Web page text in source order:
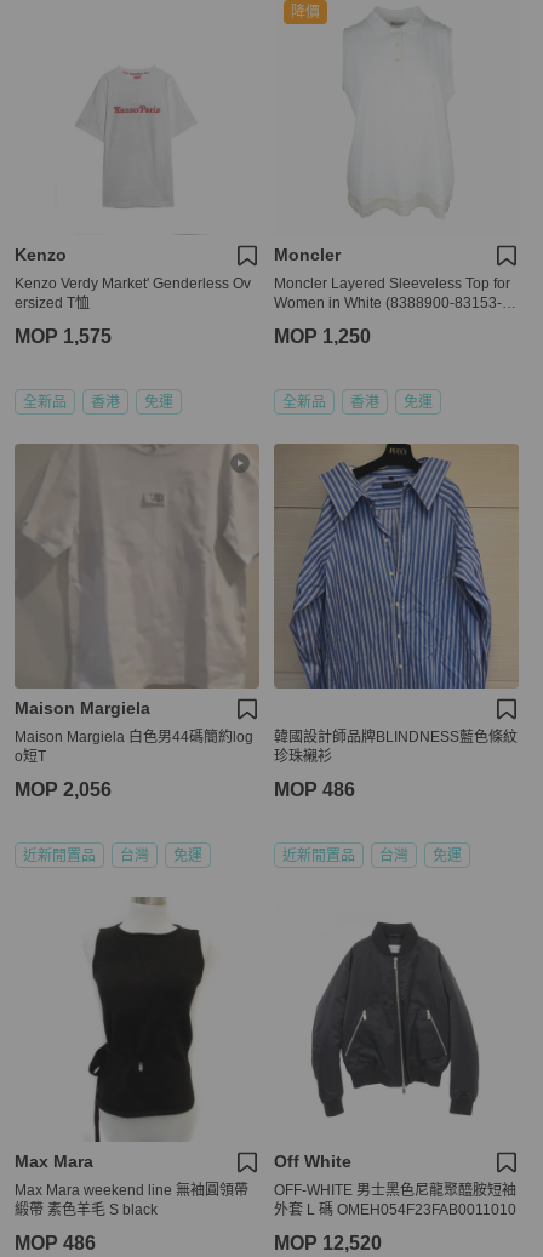
Kenzo
Kenzo Verdy Market' Genderless Ov
ersized T恤
MOP 1,575
全新品 香港 免運
降價
Moncler
Moncler Layered Sleeveless Top for
Women in White (8388900-83153-0
MOP 1,250
全新品 香港 免運
Maison Margiela
Maison Margiela 白色男44碼簡約log
o短T
MOP 2,056
近新閒置品 台灣 免運
韓國設計師品牌BLINDNESS藍色條紋
珍珠襯衫
MOP 486
近新閒置品 台灣 免運
Max Mara
Max Mara weekend line 無袖圓領帶
緞帶 素色羊毛 S black
MOP 486
Off White
OFF-WHITE 男士黑色尼龍聚醯胺短袖
外套 L 碼 OMEH054F23FAB0011010
MOP 12,520